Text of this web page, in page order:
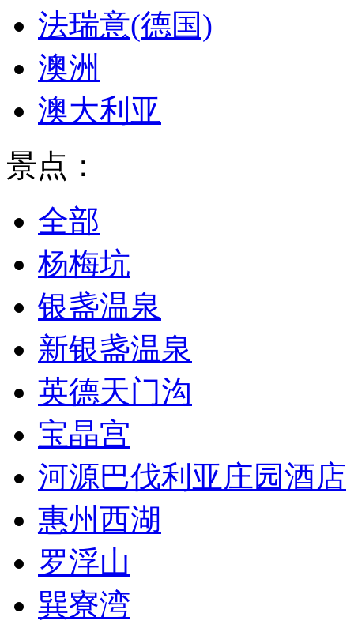
法瑞意(德国)
澳洲
澳大利亚
景点：
全部
杨梅坑
银盏温泉
新银盏温泉
英德天门沟
宝晶宫
河源巴伐利亚庄园酒店
惠州西湖
罗浮山
巽寮湾